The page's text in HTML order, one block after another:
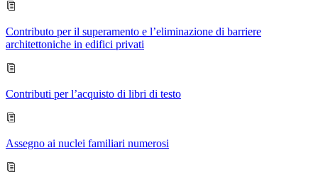
Contributo per il superamento e l’eliminazione di barriere
architettoniche in edifici privati
Contributi per l’acquisto di libri di testo
Assegno ai nuclei familiari numerosi